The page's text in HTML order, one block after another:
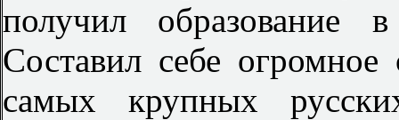
получил образование
Составил себе
самых крупных